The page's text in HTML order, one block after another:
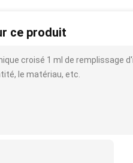
ce produit
croisé 1 ml de remplissage
le matériau, etc.